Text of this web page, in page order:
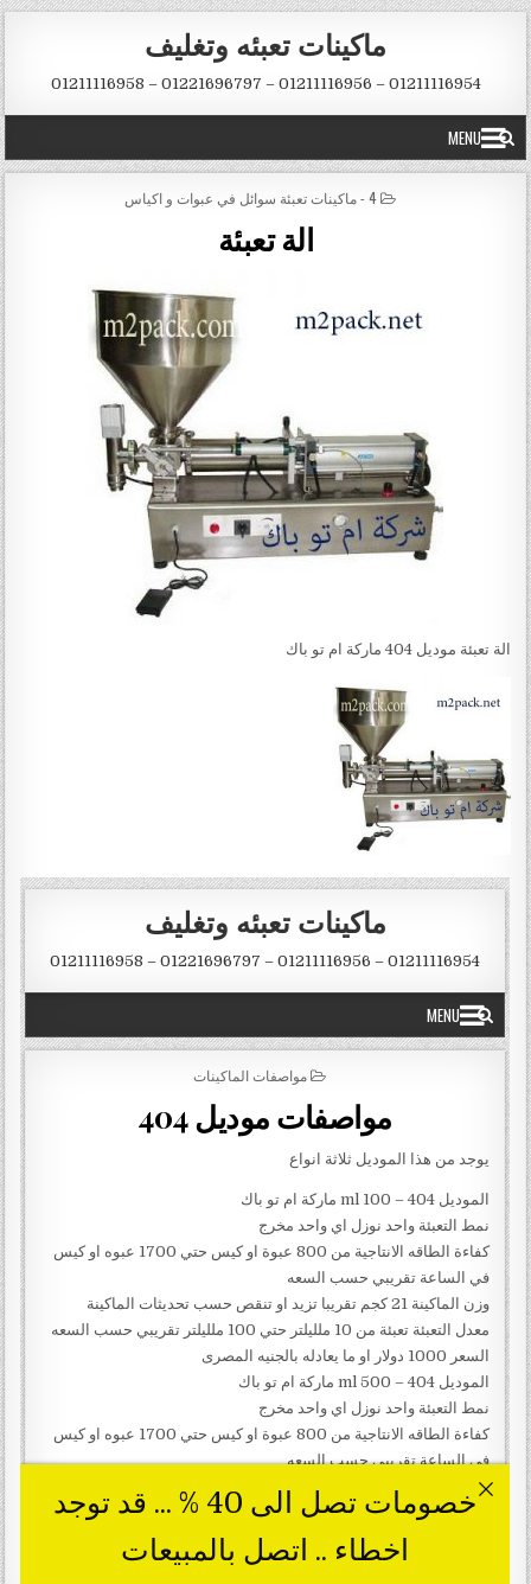
Skip to content
ماكينات تعبئه وتغليف
01211116954 – 01211116956 – 01221696797 – 01211116958
MENU
POSTED IN
4 - ماكينات تعبئة سوائل في عبوات و اكياس
الة تعبئة
الة تعبئة موديل 404 ماركة ام تو باك